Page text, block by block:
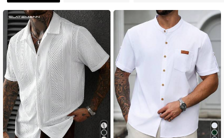
4.91
4.91 607K Seguidores
4.91 607K Seguidores
4.91 607K Seguidores
4.91 607K Seguidores